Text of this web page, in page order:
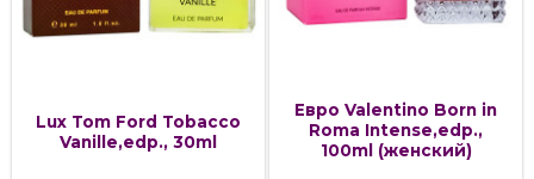
Lux Tom Ford Tobacco
Vanille,edp., 30ml
Евро Valentino Born in
Roma Intense,edp.,
100ml (женский)